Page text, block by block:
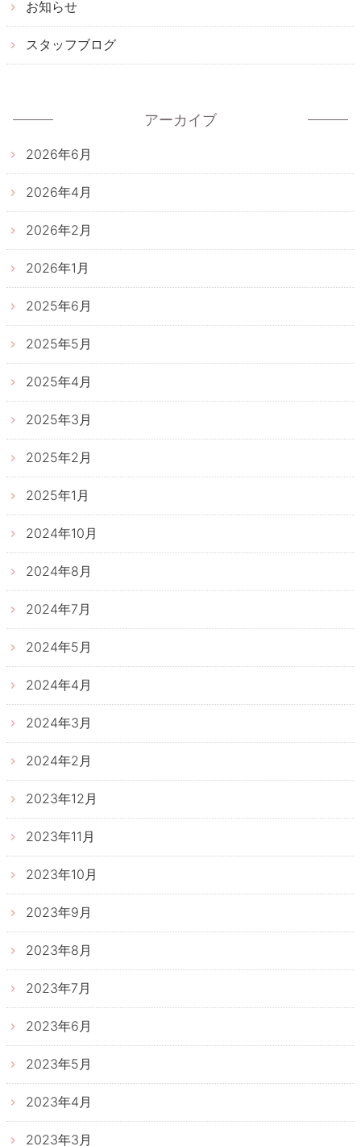
お知らせ
スタッフブログ
アーカイブ
2026年6月
2026年4月
2026年2月
2026年1月
2025年6月
2025年5月
2025年4月
2025年3月
2025年2月
2025年1月
2024年10月
2024年8月
2024年7月
2024年5月
2024年4月
2024年3月
2024年2月
2023年12月
2023年11月
2023年10月
2023年9月
2023年8月
2023年7月
2023年6月
2023年5月
2023年4月
2023年3月